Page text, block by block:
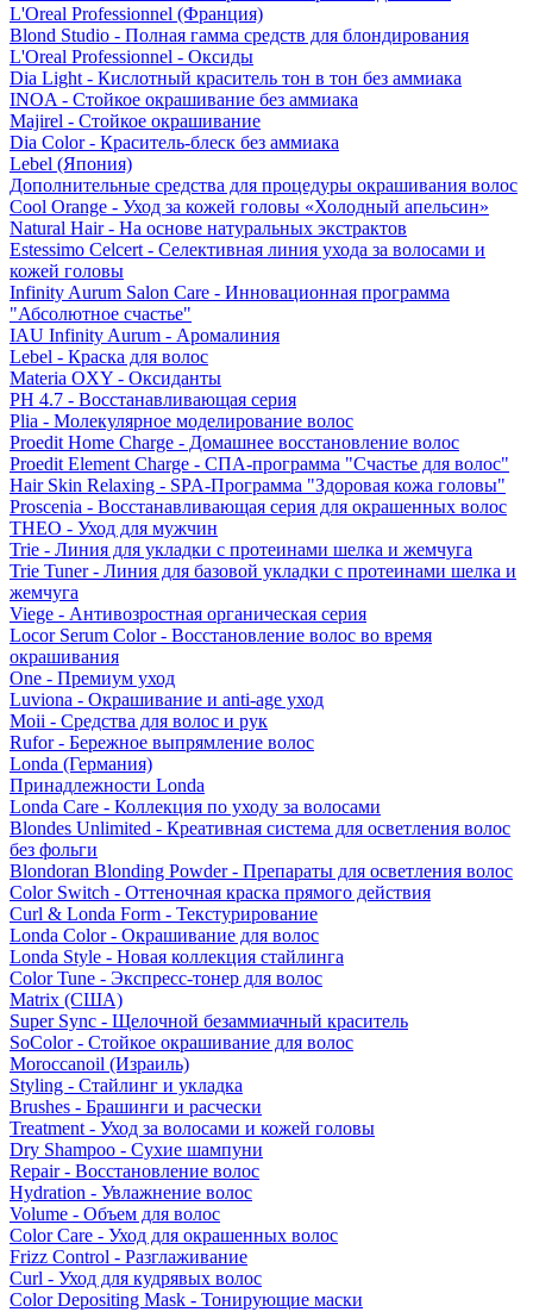
L'Oreal Professionnel (Франция)
Blond Studio - Полная гамма средств для блондирования
L'Oreal Professionnel - Оксиды
Dia Light - Кислотный краситель тон в тон без аммиака
INOA - Стойкое окрашивание без аммиака
Majirel - Стойкое окрашивание
Dia Color - Краситель-блеск без аммиака
Lebel (Япония)
Дополнительные средства для процедуры окрашивания волос
Cool Orange - Уход за кожей головы «Холодный апельсин»
Natural Hair - На основе натуральных экстрактов
Estessimo Celcert - Селективная линия ухода за волосами и
кожей головы
Infinity Aurum Salon Care - Инновационная программа
"Абсолютное счастье"
IAU Infinity Aurum - Аромалиния
Lebel - Краска для волос
Materia OXY - Оксиданты
PH 4.7 - Восстанавливающая серия
Plia - Молекулярное моделирование волос
Proedit Home Charge - Домашнее восстановление волос
Proedit Element Charge - СПА-программа "Счастье для волос"
Hair Skin Relaxing - SPA-Программа "Здоровая кожа головы"
Proscenia - Восстанавливающая серия для окрашенных волос
THEO - Уход для мужчин
Trie - Линия для укладки с протеинами шелка и жемчуга
Trie Tuner - Линия для базовой укладки с протеинами шелка и
жемчуга
Viege - Антивозростная органическая серия
Locor Serum Color - Восстановление волос во время
окрашивания
One - Премиум уход
Luviona - Окрашивание и anti-age уход
Moii - Средства для волос и рук
Rufor - Бережное выпрямление волос
Londa (Германия)
Принадлежности Londa
Londa Care - Коллекция по уходу за волосами
Blondes Unlimited - Креативная система для осветления волос
без фольги
Blondoran Blonding Powder - Препараты для осветления волос
Color Switch - Оттеночная краска прямого действия
Curl & Londa Form - Текстурирование
Londa Color - Окрашивание для волос
Londa Style - Новая коллекция стайлинга
Color Tune - Экспресс-тонер для волос
Matrix (США)
Super Sync - Щелочной безаммиачный краситель
SoColor - Стойкое окрашивание для волос
Moroccanoil (Израиль)
Styling - Стайлинг и укладка
Brushes - Брашинги и расчески
Treatment - Уход за волосами и кожей головы
Dry Shampoo - Сухие шампуни
Repair - Восстановление волос
Hydration - Увлажнение волос
Volume - Объем для волос
Color Care - Уход для окрашенных волос
Frizz Control - Разглаживание
Curl - Уход для кудрявых волос
Color Depositing Mask - Тонирующие маски